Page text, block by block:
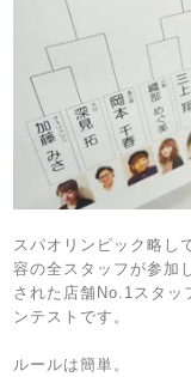
スパオリンピック略し
容の全スタッフが参加
された店舗No.1スタッ
ンテストです。
ルールは簡単。